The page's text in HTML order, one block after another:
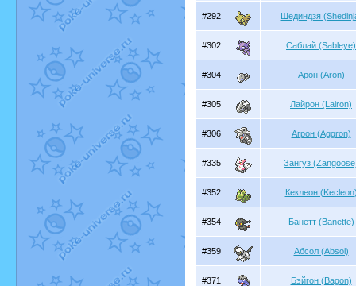
#292 Шединдзя
#302 Саблай (Sableye)
#304 Арон (Aron)
#305 Лайрон (Lairon)
#306 Агрон (Aggron)
#335 Зангуз
#352 Кеклеон
#354 Банетт (Banette)
#359 Абсол (Absol)
#371 Бэйгон (Bagon)